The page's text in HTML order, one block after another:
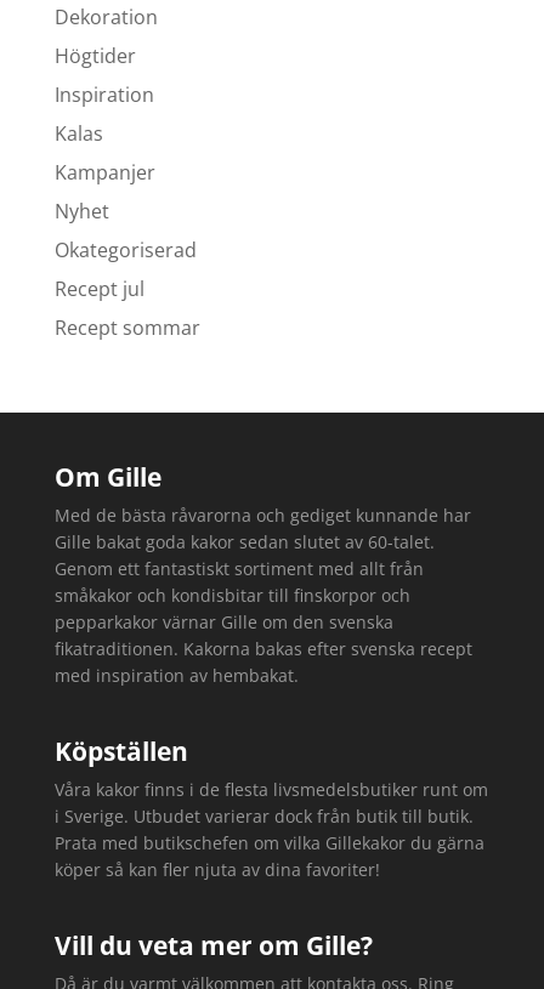
Dekoration
Högtider
Inspiration
Kalas
Kampanjer
Nyhet
Okategoriserad
Recept jul
Recept sommar
Om Gille
Med de bästa råvarorna och gediget kunnande har
Gille bakat goda kakor sedan slutet av 60-talet.
Genom ett fantastiskt sortiment med allt från
småkakor och kondisbitar till finskorpor och
pepparkakor värnar Gille om den svenska
fikatraditionen. Kakorna bakas efter svenska recept
med inspiration av hembakat.
Köpställen
Våra kakor finns i de flesta livsmedelsbutiker runt om
i Sverige. Utbudet varierar dock från butik till butik.
Prata med butikschefen om vilka Gillekakor du gärna
köper så kan fler njuta av dina favoriter!
Vill du veta mer om Gille?
Då är du varmt välkommen att kontakta oss. Ring